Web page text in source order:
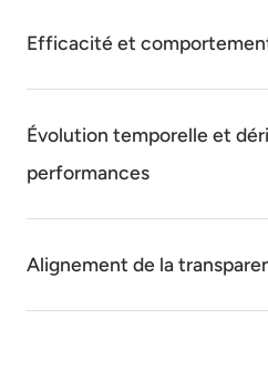
Efficacité et
Évolution temporelle et
performances
Alignement de la